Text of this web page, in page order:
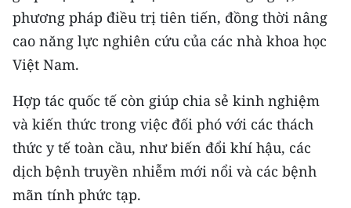
phương pháp điều trị tiên tiến, đồng thời nâng
cao năng lực nghiên cứu của các nhà khoa học
Việt Nam.
Hợp tác quốc tế còn giúp chia sẻ kinh nghiệm
và kiến thức trong việc đối phó với các thách
thức y tế toàn cầu, như biến đổi khí hậu, các
dịch bệnh truyền nhiễm mới nổi và các bệnh
mãn tính phức tạp.